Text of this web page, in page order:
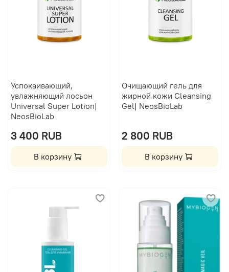
Успокаивающий,
увлажняющий лосьон
Universal Super Lotion|
NeosBioLab
3 400 RUB
В корзину
Очищающий гель для
жирной кожи Сleansing
Gel| NeosBioLab
2 800 RUB
В корзину